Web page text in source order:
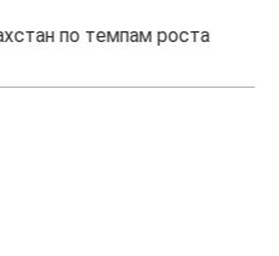
по темпам роста